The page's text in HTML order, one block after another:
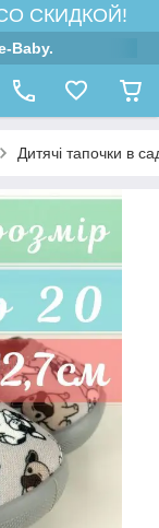
СКИДКОЙ!
Baby.
Дитячі тапочки в